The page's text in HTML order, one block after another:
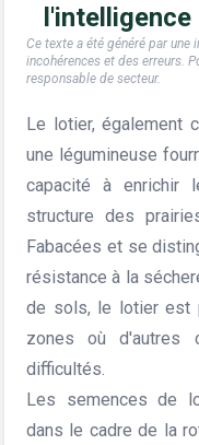
Ce texte a été généré par
incohérences et des erreurs.
responsable de secteur.
Le lotier, également
une légumineuse
capacité à enrichir
structure des
Fabacées et se
résistance à la
de sols, le lotier est
zones où d'autres
difficultés.
Les semences de
dans le cadre de la